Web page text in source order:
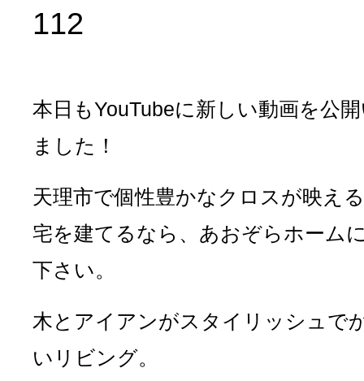
112
本日もYouTubeに新しい動画を公
ました！
天理市で個性豊かなクロスが映え
宅を建てるなら、あおぞらホーム
下さい。
木とアイアンがスタイリッシュで
いリビング。